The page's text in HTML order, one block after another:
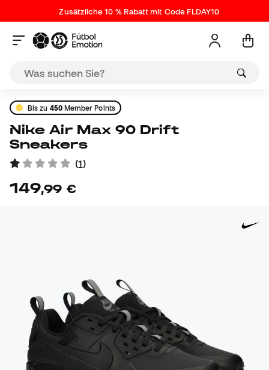
Zusätzliche 10 % Rabatt mit Code FLDAY10
Bis zu 450Member Points
Nike Air Max 90 Drift
Sneakers
(1)
149,99 €